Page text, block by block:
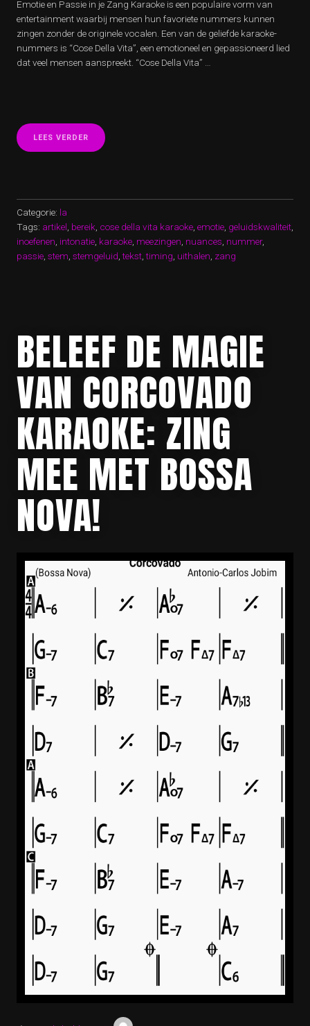
Emotie en Passie in je Zang Karaoke is een populaire vorm van
entertainment waarbij mensen hun favoriete nummers kunnen
zingen zonder de originele vocalen. Een van de geliefde karaoke-
nummers is “Cose Della Vita”, een emotioneel en gepassioneerd lied
dat veel mensen aanspreekt. “Cose Della Vita” …
LEES VERDER “EMOTIONEEL
KARAOKEPLEZIER
Categorie: la
Tags: artikel bereik cose della vita karaoke emotie geluidskwaliteit
inoefenen intonatie karaoke meezingen nuances nummer,
passie stem stemgeluid ,tekst ,timing uithalen zang
BELEEF DE MAGIE
VAN CORCOVADO
KARAOKE: ZING
MEE MET BOSSA
NOVA!